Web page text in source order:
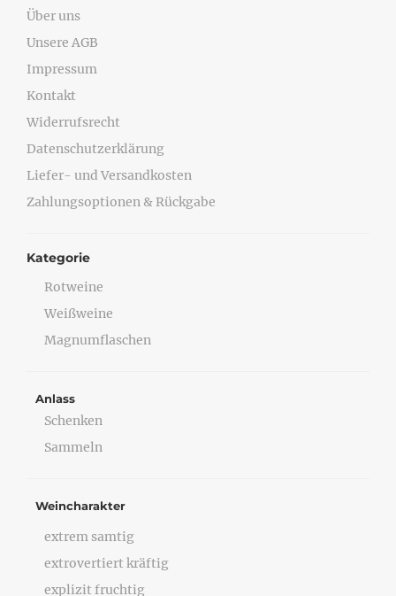
Über uns
Unsere AGB
Impressum
Kontakt
Widerrufsrecht
Datenschutzerklärung
Liefer- und Versandkosten
Zahlungsoptionen & Rückgabe
Kategorie
Rotweine
Weißweine
Magnumflaschen
Anlass
Schenken
Sammeln
Weincharakter
extrem samtig
extrovertiert kräftig
explizit fruchtig